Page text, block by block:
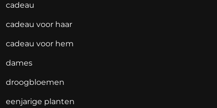
cadeau
cadeau voor haar
cadeau voor hem
dames
droogbloemen
eenjarige planten